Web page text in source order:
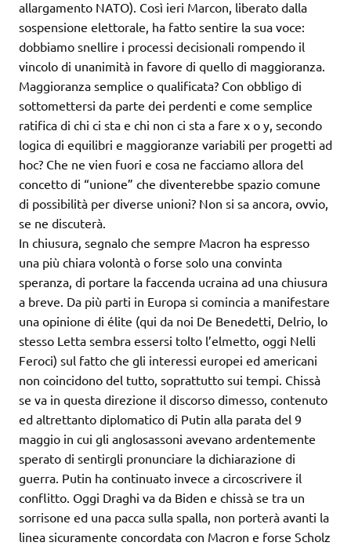
allargamento NATO). Così ieri Marcon, liberato dalla
sospensione elettorale, ha fatto sentire la sua voce:
dobbiamo snellire i processi decisionali rompendo il
vincolo di unanimità in favore di quello di maggioranza.
Maggioranza semplice o qualificata? Con obbligo di
sottomettersi da parte dei perdenti e come semplice
ratifica di chi ci sta e chi non ci sta a fare x o y, secondo
logica di equilibri e maggioranze variabili per progetti ad
hoc? Che ne vien fuori e cosa ne facciamo allora del
concetto di “unione” che diventerebbe spazio comune
di possibilità per diverse unioni? Non si sa ancora, ovvio,
se ne discuterà.
In chiusura, segnalo che sempre Macron ha espresso
una più chiara volontà o forse solo una convinta
speranza, di portare la faccenda ucraina ad una chiusura
a breve. Da più parti in Europa si comincia a manifestare
una opinione di élite (qui da noi De Benedetti, Delrio, lo
stesso Letta sembra essersi tolto l’elmetto, oggi Nelli
Feroci) sul fatto che gli interessi europei ed americani
non coincidono del tutto, soprattutto sui tempi. Chissà
se va in questa direzione il discorso dimesso, contenuto
ed altrettanto diplomatico di Putin alla parata del 9
maggio in cui gli anglosassoni avevano ardentemente
sperato di sentirgli pronunciare la dichiarazione di
guerra. Putin ha continuato invece a circoscrivere il
conflitto. Oggi Draghi va da Biden e chissà se tra un
sorrisone ed una pacca sulla spalla, non porterà avanti la
linea sicuramente concordata con Macron e forse Scholz